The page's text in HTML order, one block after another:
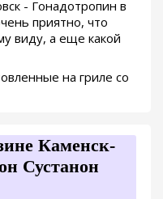
- Гонадотропин в
приятно, что
виду, а еще какой
на гриле со
Каменск-
Сустанон